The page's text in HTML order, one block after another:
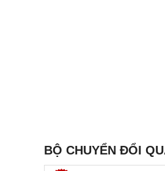
BỘ CHUYỂN ĐỔI